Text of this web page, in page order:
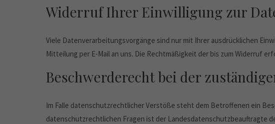
Widerruf Ihrer Einwilligung zur
Viele Datenverarbeitungsvorgänge sind nur mit Ihrer ausdrücklichen
Mitteilung per E-Mail an uns. Die Rechtmäßigkeit der bis zum Widerruf
Beschwerderecht bei der
Im Falle datenschutzrechtlicher Verstöße steht dem Betroffenen ein
datenschutzrechtlichen Fragen ist der Landesdatenschutzbeauftragte